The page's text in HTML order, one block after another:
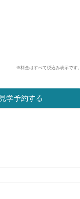
※料金はすべて税込み表示です。
見学予約する